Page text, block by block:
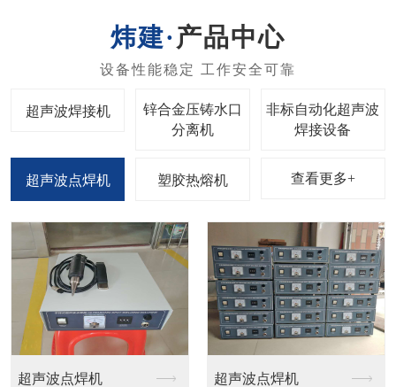
产品中心
超声波焊接机
锌合金压铸水口
分离机
非标自动化超声波
焊接设备
超声波点焊机 塑胶热熔机 查看更多+
桌上四柱型热熔机 多功能热熔机